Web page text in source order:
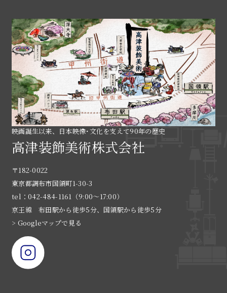
映画誕生以来、日本映像･文化を支えて90年の歴史
高津装飾美術株式会社
〒182-0022
東京都調布市国領町1-30-3
tel：042-484-1161（9:00〜17:00）
京王線 布田駅から徒歩5分、国領駅から徒歩5分
> Googleマップで見る